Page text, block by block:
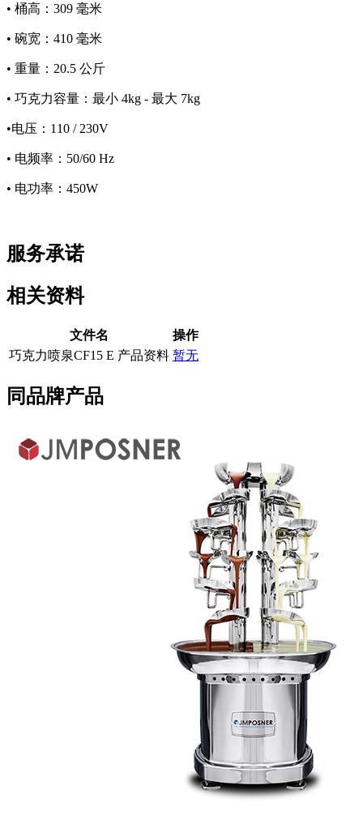
• 桶高：309 毫米
• 碗宽：410 毫米
• 重量：20.5 公斤
• 巧克力容量：最小 4kg - 最大 7kg
•电压：110 / 230V
• 电频率：50/60 Hz
• 电功率：450W
服务承诺
相关资料
文件名
操作
巧克力喷泉CF15 E 产品资料 暂无
同品牌产品